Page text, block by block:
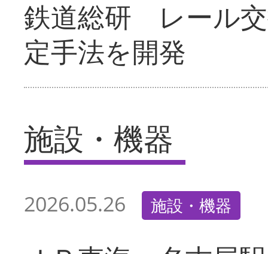
鉄道総研 レール
定手法を開発
施設・機器
2026.05.26 施設・機器